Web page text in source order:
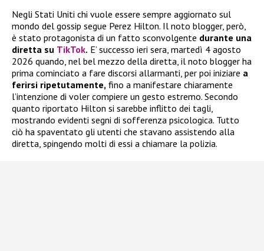
Negli Stati Uniti chi vuole essere sempre aggiornato sul
mondo del gossip segue Perez Hilton. Il noto blogger, però,
è stato protagonista di un fatto sconvolgente durante una
diretta su TikTok. E’ successo ieri sera, martedì 4 agosto
2026 quando, nel bel mezzo della diretta, il noto blogger ha
prima cominciato a fare discorsi allarmanti, per poi iniziare a
ferirsi ripetutamente, fino a manifestare chiaramente
l’intenzione di voler compiere un gesto estremo. Secondo
quanto riportato Hilton si sarebbe inflitto dei tagli,
mostrando evidenti segni di sofferenza psicologica. Tutto
ciò ha spaventato gli utenti che stavano assistendo alla
diretta, spingendo molti di essi a chiamare la polizia.